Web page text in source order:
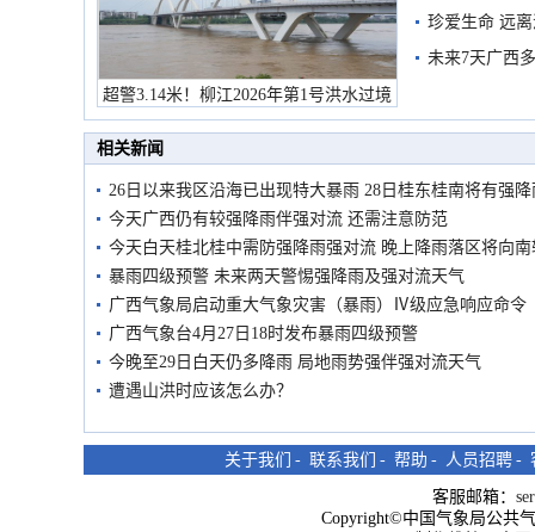
超警3.14米！柳江2026年第1号洪水过境
市民在堤岸见证汛况
珍爱生命 远
未来7天广西
相关新闻
26日以来我区沿海已出现特大暴雨 28日桂东桂南将有强降
今天广西仍有较强降雨伴强对流 还需注意防范
今天白天桂北桂中需防强降雨强对流 晚上降雨落区将向南
暴雨四级预警 未来两天警惕强降雨及强对流天气
广西气象局启动重大气象灾害（暴雨）Ⅳ级应急响应命令
广西气象台4月27日18时发布暴雨四级预警
今晚至29日白天仍多降雨 局地雨势强伴强对流天气
遭遇山洪时应该怎么办？
关于我们 - 联系我们 - 帮助 - 人员招聘 -
客服邮箱：
Copyright©中国气象局公共